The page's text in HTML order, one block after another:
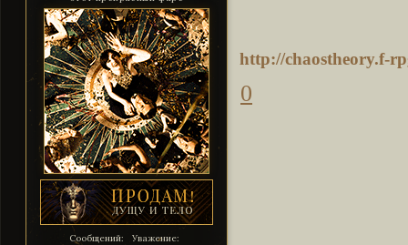
Сообщений:
Уважение:
http://chaostheory.f-
0